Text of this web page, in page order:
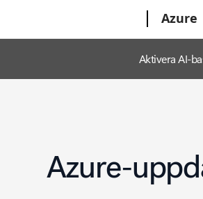
Azure
Aktivera AI-
Azure-